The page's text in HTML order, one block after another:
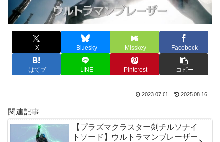
X Bluesky Misskey Facebook
はてブ LINE Pinterest コピー
2023.07.01 2025.08.16
関連記事
【プラズマクラスター剣チルソナイ
トソード】ウルトラマンブレーザー